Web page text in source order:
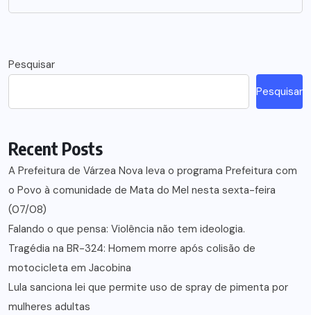
Pesquisar
Pesquisar
Recent Posts
A Prefeitura de Várzea Nova leva o programa Prefeitura com
o Povo à comunidade de Mata do Mel nesta sexta-feira
(07/08)
Falando o que pensa: Violência não tem ideologia.
Tragédia na BR-324: Homem morre após colisão de
motocicleta em Jacobina
Lula sanciona lei que permite uso de spray de pimenta por
mulheres adultas